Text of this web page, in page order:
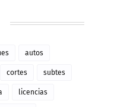
autos
cortes subtes
licencias